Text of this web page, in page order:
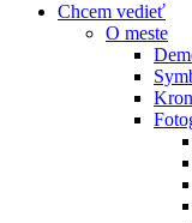
Chcem vedieť
O meste